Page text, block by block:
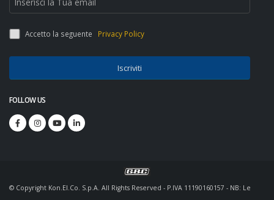
Accetto la seguente Privacy Policy
Iscriviti
FOLLOW US
© Copyright Kon.El.Co. S.p.A. All Rights Reserved - P.IVA 11190160157 - NB: Le